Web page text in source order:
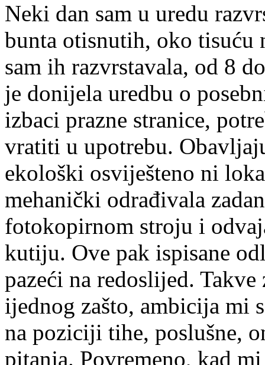
Neki dan sam u uredu
bunta otisnutih, oko
sam ih razvrstavala, od 8
je donijela uredbu o
izbaci prazne stranice,
vratiti u upotrebu.
ekološki osviješteno ni
mehanički odrađivala
fotokopirnom stroju i
kutiju. Ove pak ispisane
pazeći na redoslijed.
ijednog zašto, ambicija mi
na poziciji tihe, poslušne,
pitanja. Povremeno, kad